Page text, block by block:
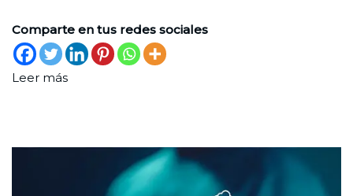
Comparte en tus redes sociales
Leer más